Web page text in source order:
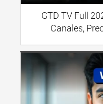
GTD TV Full
Canales,